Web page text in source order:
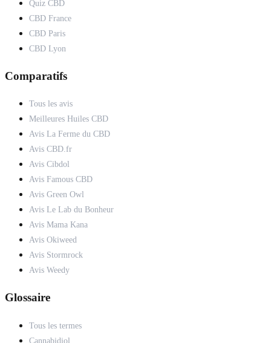
Quiz CBD
CBD France
CBD Paris
CBD Lyon
Comparatifs
Tous les avis
Meilleures Huiles CBD
Avis La Ferme du CBD
Avis CBD.fr
Avis Cibdol
Avis Famous CBD
Avis Green Owl
Avis Le Lab du Bonheur
Avis Mama Kana
Avis Okiweed
Avis Stormrock
Avis Weedy
Glossaire
Tous les termes
Cannabidiol